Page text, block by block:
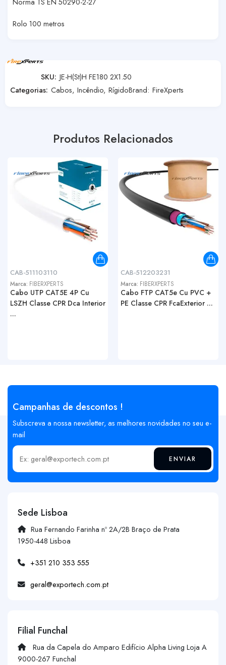
Rolo 100 metros
SKU: JE-H(St)H FE180 2X1.50
Categorias: Cabos, Incêndio, RígidoBrand: FireXperts
Produtos Relacionados
CAB-511103110
Marca: FIBERXPERTS
Cabo UTP CAT5E 4P Cu
LSZH Classe CPR Dca Interior
...
CAB-512203231
Marca: FIBERXPERTS
Cabo FTP CAT5e Cu PVC +
PE Classe CPR FcaExterior ...
Campanhas de descontos !
Subscreva a nossa newsletter, as melhores novidades no seu e-
mail
Insira o seu email ENVIAR
Sede Lisboa
Rua Fernando Farinha nº 2A/2B Braço de Prata
1950-448 Lisboa
+351 210 353 555
geral@exportech.com.pt
Filial Funchal
Rua da Capela do Amparo Edifício Alpha Living Loja A
9000-267 Funchal